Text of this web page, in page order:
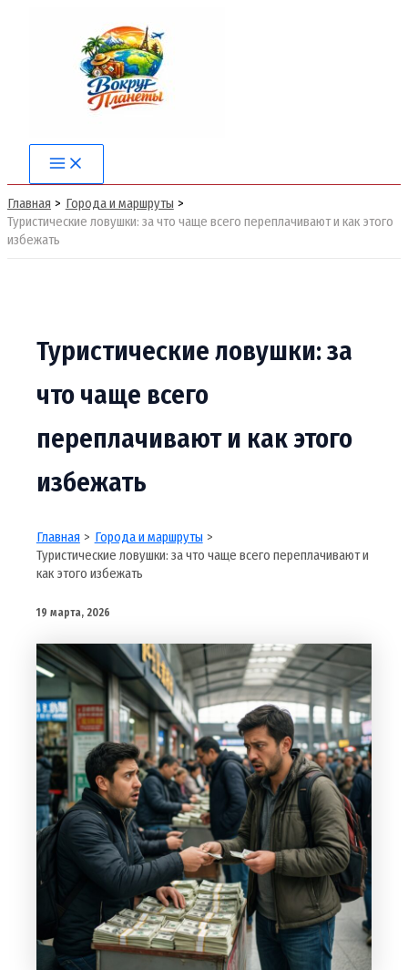
содержимому
Main
Menu
Главная
Города и маршруты
Туристические ловушки: за что чаще всего переплачивают и как этого
избежать
Туристические ловушки: за
что чаще всего
переплачивают и как этого
избежать
Главная
Города и маршруты
Туристические ловушки: за что чаще всего переплачивают и
как этого избежать
19 марта, 2026